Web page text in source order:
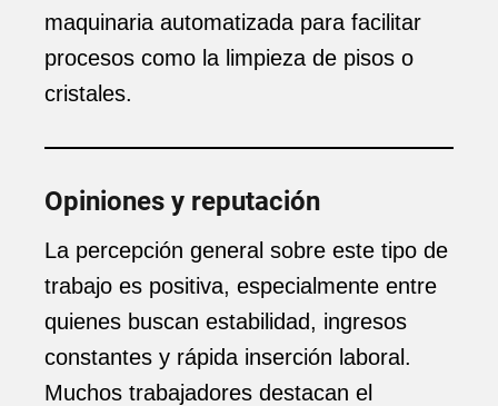
maquinaria automatizada para facilitar
procesos como la limpieza de pisos o
cristales.
Opiniones y reputación
La percepción general sobre este tipo de
trabajo es positiva, especialmente entre
quienes buscan estabilidad, ingresos
constantes y rápida inserción laboral.
Muchos trabajadores destacan el